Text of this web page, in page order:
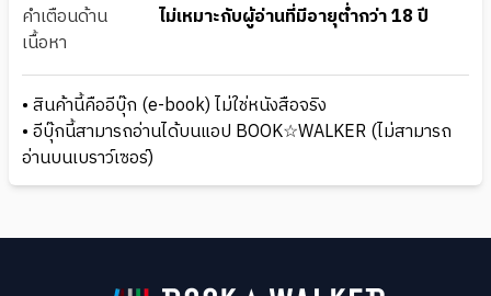
คำเตือนด้าน
เนื้อหา
ไม่เหมาะกับผู้อ่านที่มีอายุต่ำกว่า 18 ปี
• สินค้านี้คืออีบุ๊ก (e-book) ไม่ใช่หนังสือจริง
• อีบุ๊กนี้สามารถอ่านได้บนแอป BOOK☆WALKER (ไม่สามารถ
อ่านบนเบราว์เซอร์)